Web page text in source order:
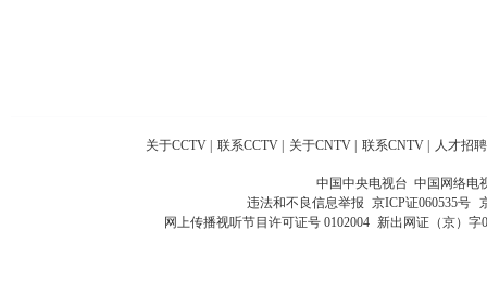
关于CCTV 联系CCTV 关于CNTV 联系CNTV 人才招聘
中国中央电视台 中国网络电
违法和不良信息举报 京ICP证060535号
网上传播视听节目许可证号 0102004 新出网证（京）